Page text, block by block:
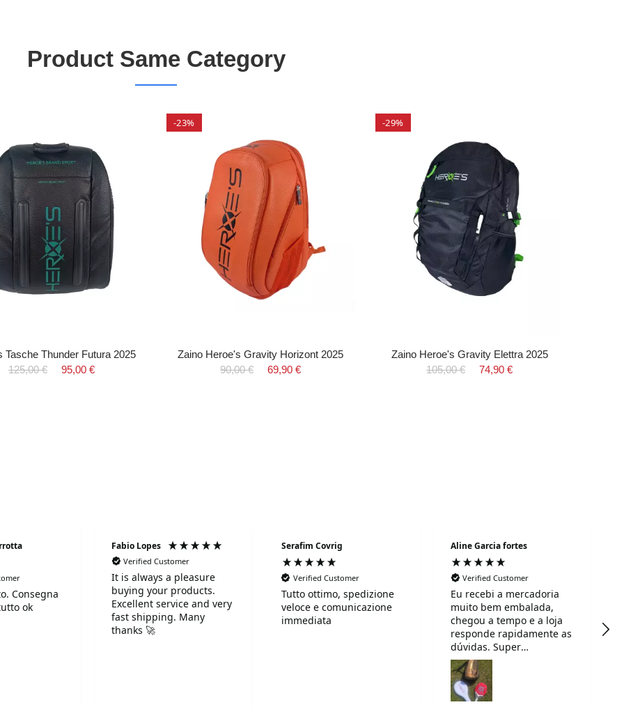
Product Same Category
Tasche Thunder Futura 2025
125,00 €
95,00 €
-23%
Zaino Heroe's Gravity Horizont 2025
90,00 €
69,90 €
-29%
Zaino Heroe's Gravity Elettra 2025
105,00 €
74,90 €
Consegna
ok
Fabio Lopes
Verified Customer
It is always a pleasure
buying your products.
Excellent service and very
fast shipping. Many
thanks 🚀
Serafim Covrig
Verified Customer
Tutto ottimo, spedizione
veloce e comunicazione
immediata
Aline Garcia fortes
Verified Customer
Eu recebi a mercadoria
muito bem embalada,
chegou a tempo e a loja
responde rapidamente as
dúvidas. Super
recomendo!